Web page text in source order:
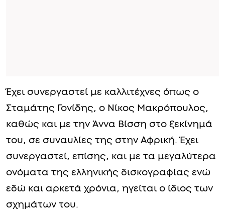
Έχει συνεργαστεί με καλλιτέχνες όπως ο
Σταμάτης Γονίδης, ο Νίκος Μακρόπουλος,
καθώς και με την Άννα Βίσση στο ξεκίνημά
του, σε συναυλίες της στην Αφρική. Έχει
συνεργαστεί, επίσης, και με τα μεγαλύτερα
ονόματα της ελληνικής δισκογραφίας ενώ
εδώ και αρκετά χρόνια, ηγείται ο ίδιος των
σχημάτων του.